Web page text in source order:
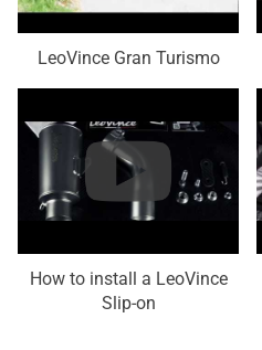
LeoVince Gran Turismo
How to install a LeoVince
Slip-on